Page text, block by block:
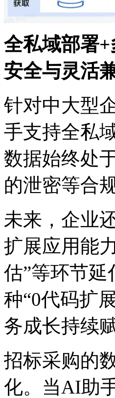
全私域部署+
安全与灵活
针对中大型
手支持全私域
数据始终处
的泄密等合
未来，企
扩展应用能
估”等环节延
种“0代码扩展
务成长持续
招标采购的
化。当AI助手